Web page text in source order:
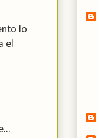
lo
el